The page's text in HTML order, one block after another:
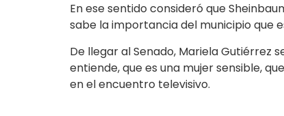
En ese sentido consideró que
sabe la importancia del municipio que
De llegar al Senado, Mariela Gutiérrez
entiende, que es una mujer sensible,
en el encuentro televisivo.